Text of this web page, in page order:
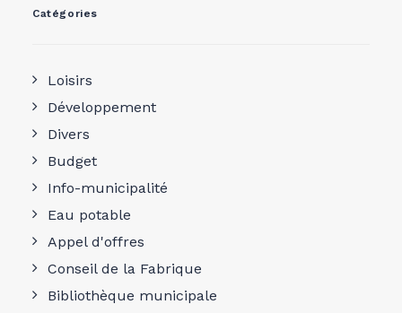
Catégories
Loisirs
Développement
Divers
Budget
Info-municipalité
Eau potable
Appel d'offres
Conseil de la Fabrique
Bibliothèque municipale